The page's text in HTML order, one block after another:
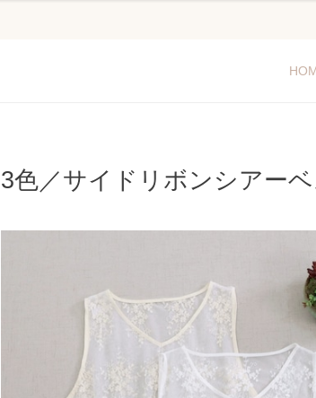
3色／サイドリボンシアー